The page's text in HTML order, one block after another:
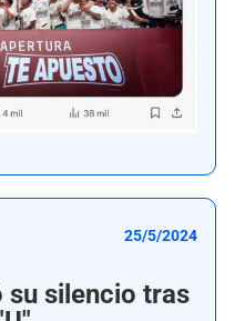
25/5/2024
su silencio tras